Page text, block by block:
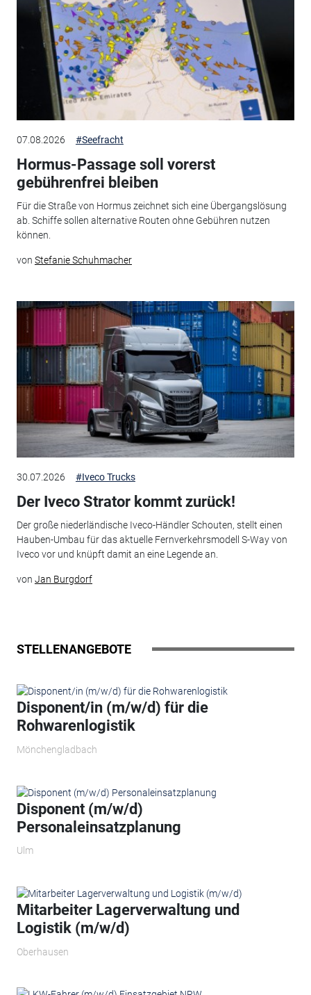
07.08.2026 #Seefracht
Hormus-Passage soll vorerst
gebührenfrei bleiben
Für die Straße von Hormus zeichnet sich eine Übergangslösung
ab. Schiffe sollen alternative Routen ohne Gebühren nutzen
können.
von Stefanie Schuhmacher
30.07.2026 #Iveco Trucks
Der Iveco Strator kommt zurück!
Der große niederländische Iveco-Händler Schouten, stellt einen
Hauben-Umbau für das aktuelle Fernverkehrsmodell S-Way von
Iveco vor und knüpft damit an eine Legende an.
von Jan Burgdorf
STELLENANGEBOTE
Disponent/in (m/w/d) für die
Rohwarenlogistik
Mönchengladbach
Disponent (m/w/d)
Personaleinsatzplanung
Ulm
Mitarbeiter Lagerverwaltung und
Logistik (m/w/d)
Oberhausen